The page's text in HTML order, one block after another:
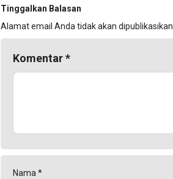
Tinggalkan Balasan
Alamat email Anda tidak akan dipublikasikan.
Komentar*
Nama *